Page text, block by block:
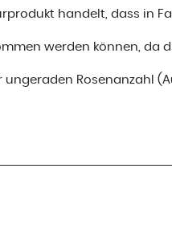
handelt, dass in
werden können, da
Rosenanzahl